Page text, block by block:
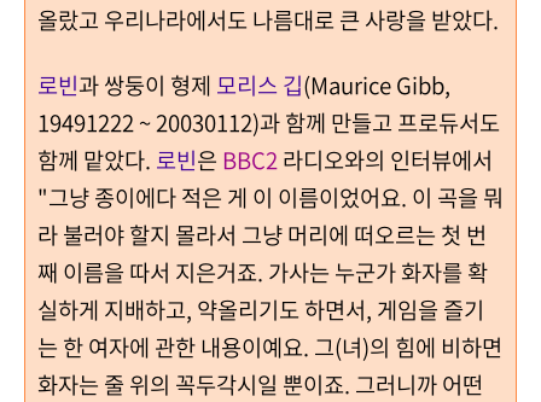
올랐고 우리나라에서도 나름대로 큰 사랑을 받았다.
로빈과 쌍둥이 형제 모리스 깁(Maurice Gibb,
19491222 ~ 20030112)과 함께 만들고 프로듀서도
함께 맡았다. 로빈은 BBC2라디오와의 인터뷰에서
"그냥 종이에다 적은 게 이 이름이었어요. 이 곡을 뭐
라 불러야 할지 몰라서 그냥 머리에 떠오르는 첫 번
째 이름을 따서 지은거죠. 가사는 누군가 화자를 확
실하게 지배하고, 약올리기도 하면서, 게임을 즐기
는 한 여자에 관한 내용이예요. 그(녀)의 힘에 비하면
화자는 줄 위의 꼭두각시일 뿐이죠. 그러니까 어떤